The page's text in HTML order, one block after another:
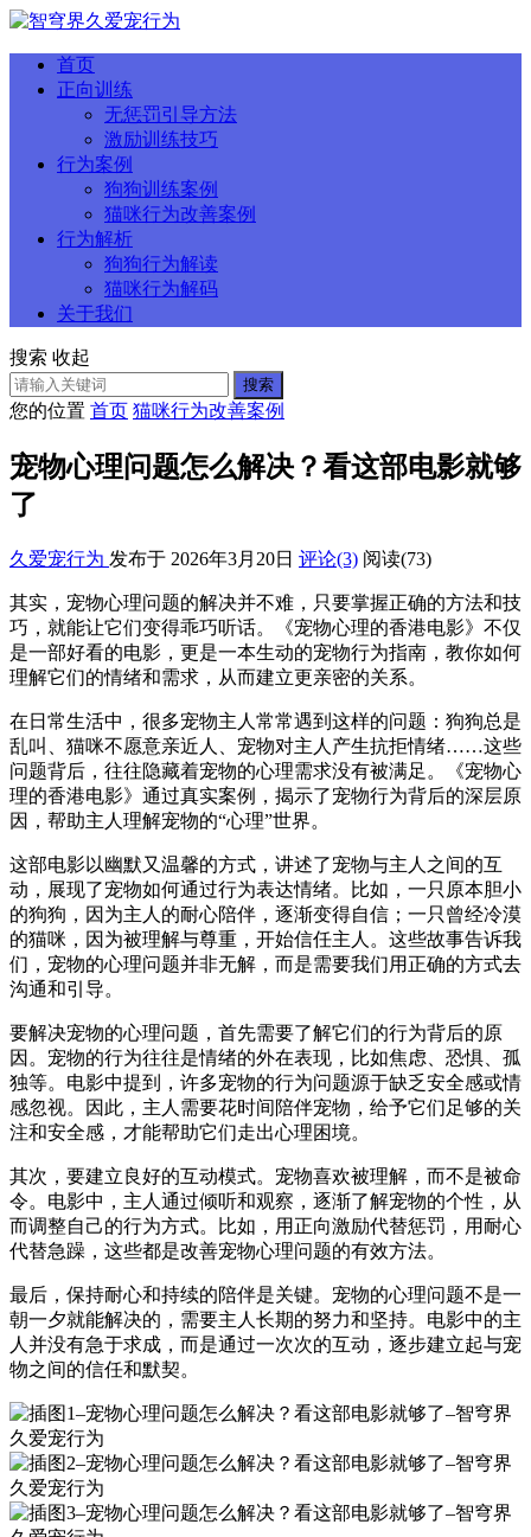
首页
正向训练
无惩罚引导方法
激励训练技巧
行为案例
狗狗训练案例
猫咪行为改善案例
行为解析
狗狗行为解读
猫咪行为解码
关于我们
搜索 收起
搜索
您的位置 首页 猫咪行为改善案例
宠物心理问题怎么解决？看这部电影就够
了
久爱宠行为 发布于 2026年3月20日 评论(3) 阅读(73)
其实，宠物心理问题的解决并不难，只要掌握正确的方法和技
巧，就能让它们变得乖巧听话。《宠物心理的香港电影》不仅
是一部好看的电影，更是一本生动的宠物行为指南，教你如何
理解它们的情绪和需求，从而建立更亲密的关系。
在日常生活中，很多宠物主人常常遇到这样的问题：狗狗总是
乱叫、猫咪不愿意亲近人、宠物对主人产生抗拒情绪……这些
问题背后，往往隐藏着宠物的心理需求没有被满足。《宠物心
理的香港电影》通过真实案例，揭示了宠物行为背后的深层原
因，帮助主人理解宠物的“心理”世界。
这部电影以幽默又温馨的方式，讲述了宠物与主人之间的互
动，展现了宠物如何通过行为表达情绪。比如，一只原本胆小
的狗狗，因为主人的耐心陪伴，逐渐变得自信；一只曾经冷漠
的猫咪，因为被理解与尊重，开始信任主人。这些故事告诉我
们，宠物的心理问题并非无解，而是需要我们用正确的方式去
沟通和引导。
要解决宠物的心理问题，首先需要了解它们的行为背后的原
因。宠物的行为往往是情绪的外在表现，比如焦虑、恐惧、孤
独等。电影中提到，许多宠物的行为问题源于缺乏安全感或情
感忽视。因此，主人需要花时间陪伴宠物，给予它们足够的关
注和安全感，才能帮助它们走出心理困境。
其次，要建立良好的互动模式。宠物喜欢被理解，而不是被命
令。电影中，主人通过倾听和观察，逐渐了解宠物的个性，从
而调整自己的行为方式。比如，用正向激励代替惩罚，用耐心
代替急躁，这些都是改善宠物心理问题的有效方法。
最后，保持耐心和持续的陪伴是关键。宠物的心理问题不是一
朝一夕就能解决的，需要主人长期的努力和坚持。电影中的主
人并没有急于求成，而是通过一次次的互动，逐步建立起与宠
物之间的信任和默契。